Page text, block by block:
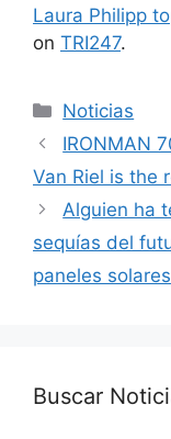
Laura Philipp
on TRI247.
Categorías
Noticias
IRONMAN
Van Riel is the
Alguien ha
sequías del
paneles solares
Buscar